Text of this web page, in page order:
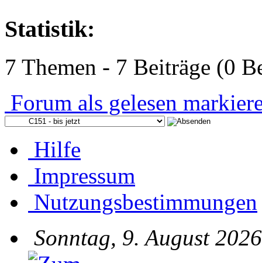
Statistik:
7 Themen - 7 Beiträge (0
Forum als gelesen
Hilfe
Impressum
Nutzungsbestimmungen
Sonntag, 9. August